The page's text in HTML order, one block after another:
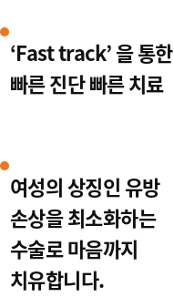
‘Fast track’ 을 통한
빠른 진단 빠른 치료
여성의 상징인 유방
손상을 최소화하는
수술로 마음까지
치유합니다.